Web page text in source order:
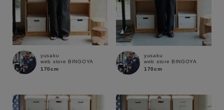
サイズ
ブランド
yusaku
web store BINGOYA
170cm
yusaku
web store BINGOYA
170cm